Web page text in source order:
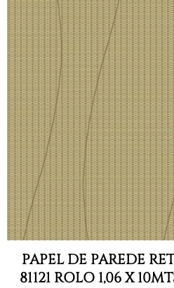
PAPEL DE PAREDE
81121 ROLO 1,06 X